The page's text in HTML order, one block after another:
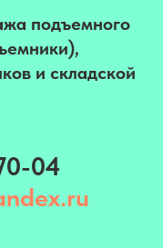
подъемного
и складской
04